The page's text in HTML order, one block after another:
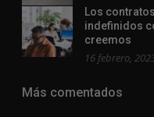
Los
indefinidos
creemos
16 febrero,
Más comentados